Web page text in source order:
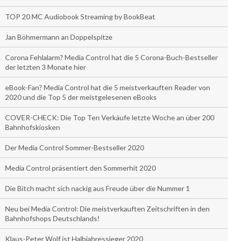
TOP 20 MC Audiobook Streaming by BookBeat
Jan Böhmermann an Doppelspitze
Corona Fehlalarm? Media Control hat die 5 Corona-Buch-Bestseller
der letzten 3 Monate hier
eBook-Fan? Media Control hat die 5 meistverkauften Reader von
2020 und die Top 5 der meistgelesenen eBooks
COVER-CHECK: Die Top Ten Verkäufe letzte Woche an über 200
Bahnhofskiosken
Der Media Control Sommer-Bestseller 2020
Media Control präsentiert den Sommerhit 2020
Die Bitch macht sich nackig aus Freude über die Nummer 1
Neu bei Media Control: Die meistverkauften Zeitschriften in den
Bahnhofshops Deutschlands!
Klaus-Peter Wolf ist Halbjahressieger 2020